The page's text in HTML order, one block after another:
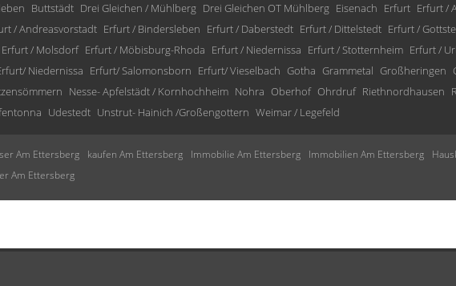
Buttstädt Drei Gleichen / Mühlberg Drei Gleichen OT Mühlberg Eisenach Erfurt Erfurt /
/ Andreasvorstadt Erfurt / Bindersleben Erfurt / Daberstedt Erfurt / Dittelstedt Erfurt /
Erfurt / Molsdorf Erfurt / Möbisburg-Rhoda Erfurt / Niedernissa Erfurt / Stotternheim Erfurt /
Niedernissa Erfurt/ Salomonsborn Erfurt/ Vieselbach Gotha Grammetal Großheringen
Nesse- Apfelstädt / Kornhochheim Nohra Oberhof Ohrdruf Riethnordhausen
Udestedt Unstrut- Hainich /Großengottern Weimar / Legefeld
Am Ettersberg kaufen Am Ettersberg Immobilie Am Ettersberg Immobilien Am Ettersberg
Am Ettersberg